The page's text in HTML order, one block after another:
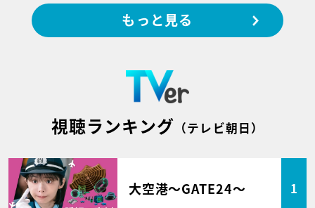
もっと見る
視聴ランキング （テレビ朝日）
大空港～GATE24～ 1